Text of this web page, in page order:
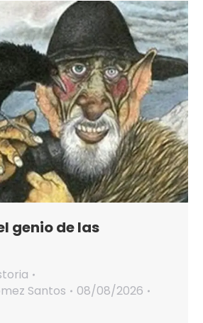
genio de las
Santos
08/08/2026